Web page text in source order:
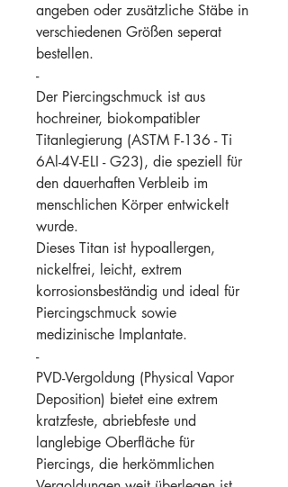
angeben oder zusätzliche Stäbe in
verschiedenen Größen seperat
bestellen.
-
Der Piercingschmuck ist aus
hochreiner, biokompatibler
Titanlegierung (ASTM F-136 - Ti
6Al-4V-ELI - G23), die speziell für
den dauerhaften Verbleib im
menschlichen Körper entwickelt
wurde.
Dieses Titan ist hypoallergen,
nickelfrei, leicht, extrem
korrosionsbeständig und ideal für
Piercingschmuck sowie
medizinische Implantate.
-
PVD-Vergoldung (Physical Vapor
Deposition) bietet eine extrem
kratzfeste, abriebfeste und
langlebige Oberfläche für
Piercings, die herkömmlichen